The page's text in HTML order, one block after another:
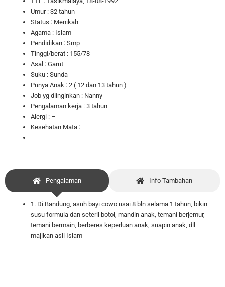
Umur : 32 tahun
Status : Menikah
Agama : Islam
Pendidikan : Smp
Tinggi/berat : 155/78
Asal : Garut
Suku : Sunda
Punya Anak : 2 ( 12 dan 13 tahun )
Job yg diinginkan : Nanny
Pengalaman kerja : 3 tahun
Alergi : –
Kesehatan Mata : –
Pengalaman Info Tambahan
1. Di Bandung, asuh bayi cowo usai 8 bln selama 1 tahun, bikin
susu formula dan seteril botol, mandin anak, temani berjemur,
temani bermain, berberes keperluan anak, suapin anak, dll
majikan asli Islam